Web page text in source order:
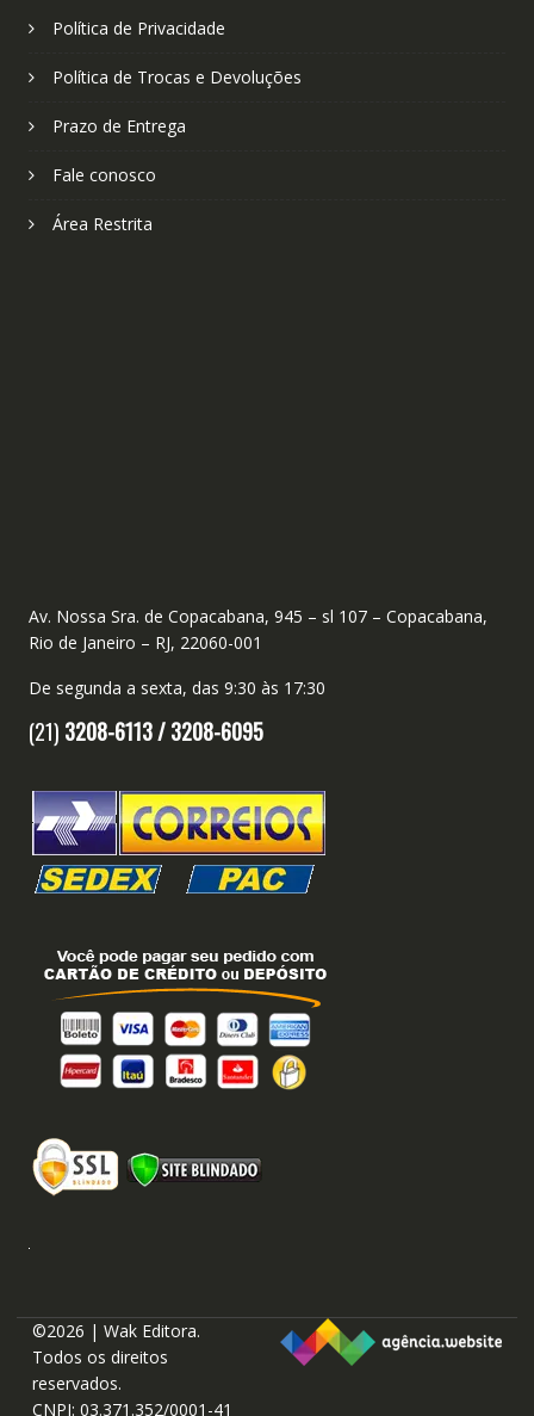
Política de Privacidade
Política de Trocas e Devoluções
Prazo de Entrega
Fale conosco
Área Restrita
Av. Nossa Sra. de Copacabana, 945 – sl 107 – Copacabana,
Rio de Janeiro – RJ, 22060-001
De segunda a sexta, das 9:30 às 17:30
(21) 3208-6113 /3208-6095
©2026 | Wak Editora.
Todos os direitos
reservados.
CNPJ: 03.371.352/0001-41